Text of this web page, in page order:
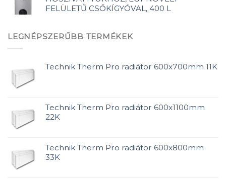
FELÜLETŰ CSŐKÍGYÓVAL, 400 L
LEGNÉPSZERŰBB TERMÉKEK
Technik Therm Pro radiátor 600x700mm 11K
Technik Therm Pro radiátor 600x1100mm
22K
Technik Therm Pro radiátor 600x800mm
33K